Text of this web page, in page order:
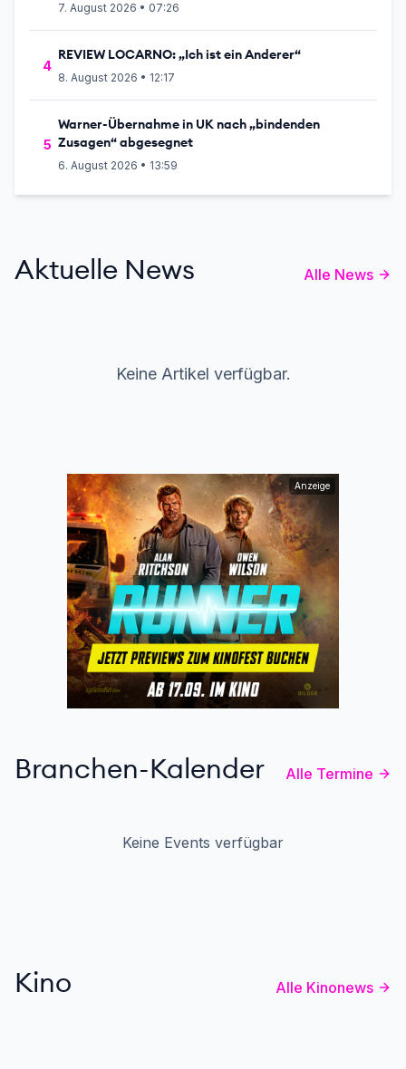
7. August 2026 • 07:26
4
REVIEW LOCARNO: „Ich ist ein Anderer“
8. August 2026 • 12:17
5
Warner-Übernahme in UK nach „bindenden
Zusagen“ abgesegnet
6. August 2026 • 13:59
Aktuelle News Alle News
Keine Artikel verfügbar.
Anzeige
Branchen-Kalender Alle Termine
Keine Events verfügbar
Kino Alle Kinonews